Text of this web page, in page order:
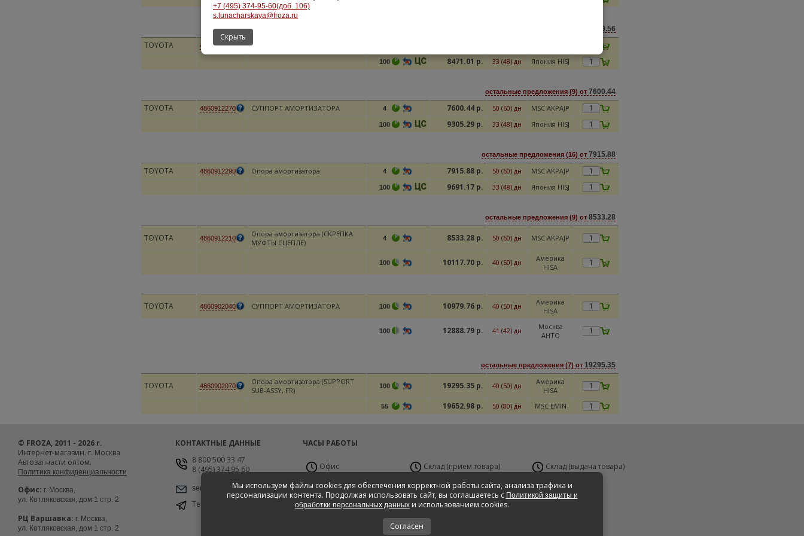
6919.56
TOYOTA 4860912250 Опора амортизатора
100 8471.01 р. 33 (48) дн Япония HISJ
остальные предложения (9) от 7600.44
TOYOTA 4860912270 СУППОРТ АМОРТИЗАТОРА 4 7600.44 р. 50 (60) дн MSC AKPAJP
100 9305.29 р. 33 (48) дн Япония HISJ
остальные предложения (16) от 7915.88
TOYOTA 4860912290 Опора амортизатора 4 7915.88 р. 50 (60) дн MSC AKPAJP
100 9691.17 р. 33 (48) дн Япония HISJ
остальные предложения (9) от 8533.28
TOYOTA 4860912210
Опора амортизатора (СКРЕПКА
МУФТЫ СЦЕПЛЕ)
4 8533.28 р. 50 (60) дн MSC AKPAJP
100 10117.70 р. 40 (50) дн
Америка
HISA
TOYOTA 4860902040 СУППОРТ АМОРТИЗАТОРА 100 10979.76 р. 40 (50) дн
Америка
HISA
100 12888.79 р. 41 (42) дн
Москва
AHTO
остальные предложения (7) от 19295.35
TOYOTA 4860902070
Опора амортизатора (SUPPORT
SUB-ASSY, FR)
100 19295.35 р. 40 (50) дн
Америка
HISA
55 19652.98 р. 50 (80) дн MSC EMIN
Мы используем файлы cookies для обеспечения корректной работы сайта, анализа трафика и
персонализации контента. Продолжая использовать сайт, вы соглашаетесь с Политикой защиты и
обработки персональных данных и использованием cookies.
Согласен
+7 (495) 374-95-60(доб. 106)
s.lunacharskaya@froza.ru
Скрыть
© FROZA, 2011 - 2026 г.
Интернет-магазин. г. Москва
Автозапчасти оптом.
Политика конфиденциальности
Офис: г. Москва,
ул. Котляковская, дом 1 стр. 2
РЦ Варшавка: г. Москва,
ул. Котляковская, дом 1 стр. 2
КОНТАКТНЫЕ ДАННЫЕ
8 800 500 33 47
8 (495) 374 95 60
service@froza.ru
Telegram
ЧАСЫ РАБОТЫ
Офис
Пн-Пт с 9:00 до 19:00
Сб с 10:00 до 17:00,
Вс - Выходной
Склад (прием товара)
Пн-Вс 24 часа
Склад (выдача товара)
Пн-Вс 24 часа